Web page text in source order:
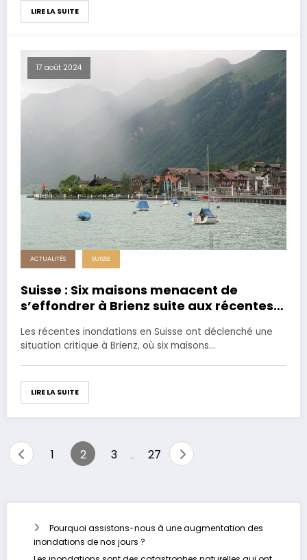
LIRE LA SUITE
17 août 2024
ACTUALITÉS SUISSE
Suisse : Six maisons menacent de
s’effondrer à Brienz suite aux récentes
Les récentes inondations en Suisse ont déclenché une
situation critique à Brienz, où six maisons…
LIRE LA SUITE
Pagination
1 2 3 … 27
Pourquoi assistons-nous à une augmentation des
inondations de nos jours ?